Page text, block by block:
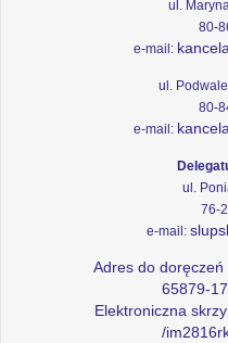
ul.
80-
e-mail:
ul.
80-
e-mail:
ul.
76-
e-mail:
Adres do doręczeń
65879-
Elektroniczna
/